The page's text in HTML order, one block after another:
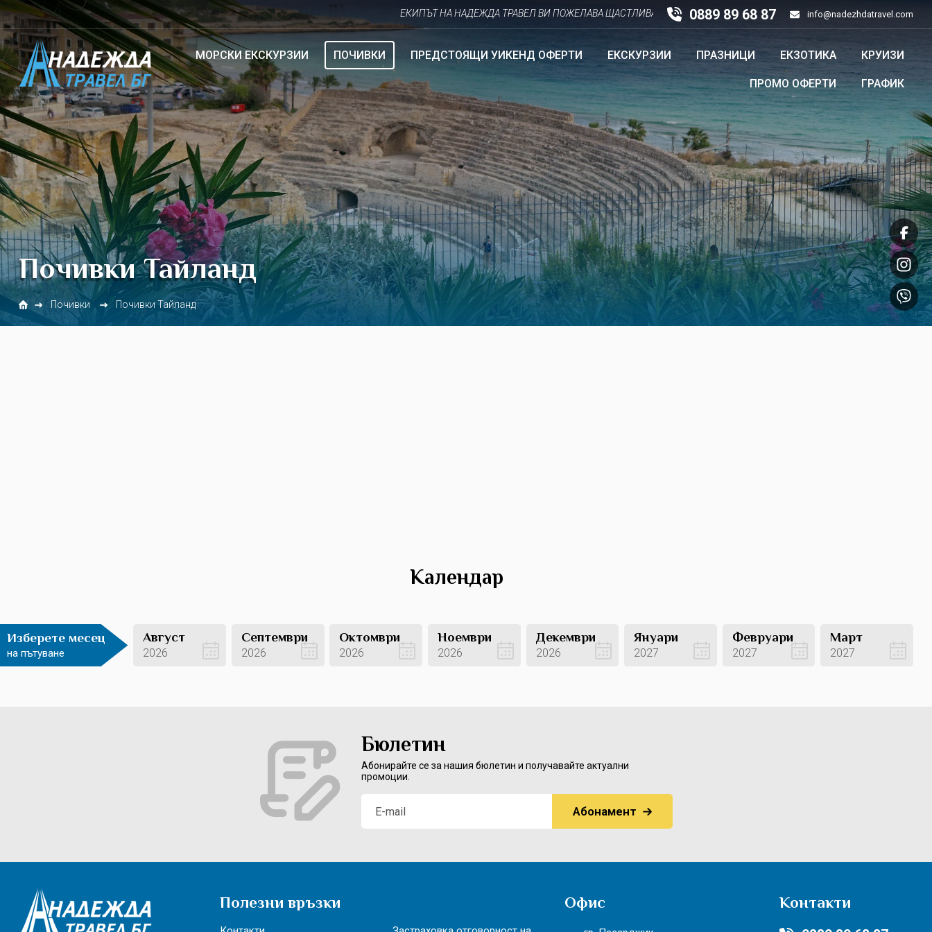
ЕКИПЪТ НА НАДЕЖДА ТРАВЕЛ ВИ ПОЖЕЛАВА ЩАСТЛИВА НОВА 2026 ГОДИНА!!!0889 89 68 87 info@nadezhdatravel.com
МОРСКИ ЕКСКУРЗИИ ПОЧИВКИ ПРЕДСТОЯЩИ УИКЕНД ОФЕРТИ ЕКСКУРЗИИ ПРАЗНИЦИ ЕКЗОТИКА КРУИЗИ
ПРОМО ОФЕРТИ ГРАФИК
Почивки Тайланд
Почивки Почивки Тайланд
Календар
Изберете месец
на пътуване
Август
2026
Вижте оферти
Септември
2026
Вижте оферти
Октомври
2026
Вижте оферти
Ноември
2026
Вижте оферти
Декември
2026
Вижте оферти
Януари
2027
Вижте оферти
Февруари
2027
Вижте оферти
Март
2027
Вижте оферти
Бюлетин
Абонирайте се за нашия бюлетин и получавайте актуални
промоции.
Полезни връзки Офис Контакти